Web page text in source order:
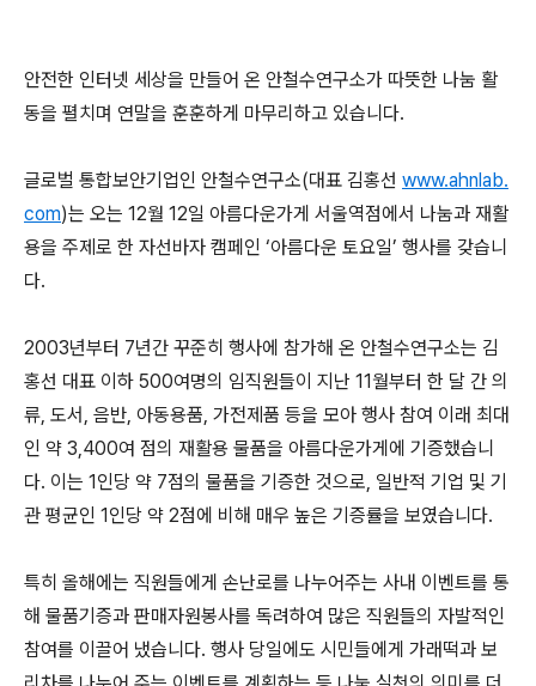
안전한 인터넷 세상을 만들어 온 안철수연구소가 따뜻한 나눔 활
동을 펼치며 연말을 훈훈하게 마무리하고 있습니다.
글로벌 통합보안기업인 안철수연구소(대표 김홍선 www.ahnlab.
com)는 오는 12월 12일 아름다운가게 서울역점에서 나눔과 재활
용을 주제로 한 자선바자 캠페인 ‘아름다운 토요일’ 행사를 갖습니
다.
2003년부터 7년간 꾸준히 행사에 참가해 온 안철수연구소는 김
홍선 대표 이하 500여명의 임직원들이 지난 11월부터 한 달 간 의
류, 도서, 음반, 아동용품, 가전제품 등을 모아 행사 참여 이래 최대
인 약 3,400여 점의 재활용 물품을 아름다운가게에 기증했습니
다. 이는 1인당 약 7점의 물품을 기증한 것으로, 일반적 기업 및 기
관 평균인 1인당 약 2점에 비해 매우 높은 기증률을 보였습니다.
특히 올해에는 직원들에게 손난로를 나누어주는 사내 이벤트를 통
해 물품기증과 판매자원봉사를 독려하여 많은 직원들의 자발적인
참여를 이끌어 냈습니다. 행사 당일에도 시민들에게 가래떡과 보